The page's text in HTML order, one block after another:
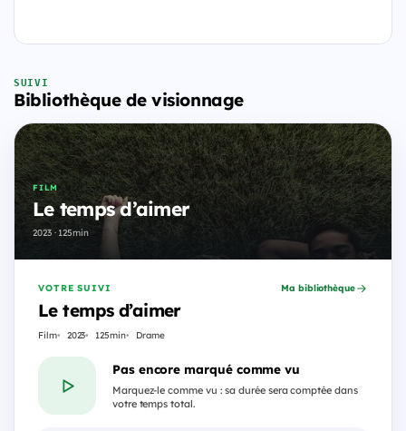
SUIVI
Bibliothèque de visionnage
FILM
Le temps d’aimer
2023 · 125min
VOTRE SUIVI
Le temps d’aimer
Film 2023 125min Drame
Ma bibliothèque
Pas encore marqué comme vu
Marquez-le comme vu : sa durée sera comptée dans
votre temps total.